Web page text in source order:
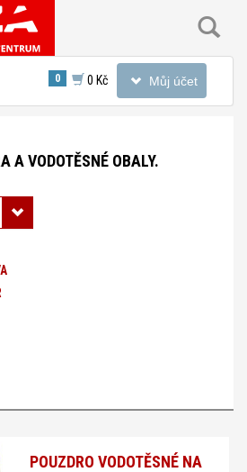
Toggle
navigation
Můj účet
0 0 Kč
A VODOTĚSNÉ OBALY.
POUZDRO VODOTĚSNÉ NA